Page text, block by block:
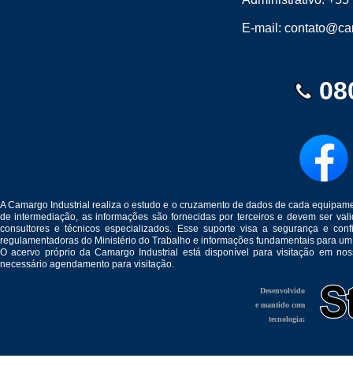
E-mail:
A Camargo Industrial realiza o estudo e o cruzamento de dados de cada
de intermediação, as informações são fornecidas por terceiros e devem ser
consultores e técnicos especializados. Esse suporte visa a segurança e
regulamentadoras do Ministério do Trabalho e informações fundamentais para
O acervo próprio da Camargo Industrial está disponível para visitação em
necessário agendamento para visitação.
Desenvolvido
e mantido com
tecnologia: